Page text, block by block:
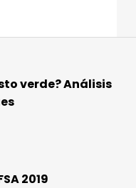
e
n
p
rt
verde? Análisis
2019